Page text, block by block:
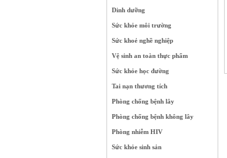
Dinh dưỡng
Sức khỏe môi trường
Sức khoẻ nghề nghiệp
Vệ sinh an toàn thực phẩm
Sức khỏe học đường
Tai nạn thương tích
Phòng chống bệnh lây
Phòng chống bệnh không lây
Phòng nhiễm HIV
Sức khỏe sinh sản